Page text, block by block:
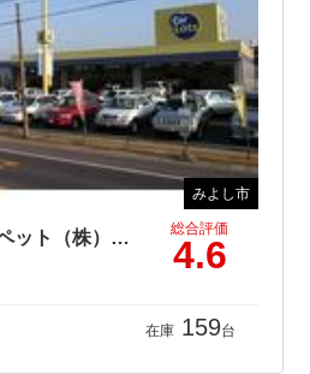
みよし市
ＮＴＰ名古屋トヨペット（株） カーロッツ三好 総合評価
4.6
在庫 159台